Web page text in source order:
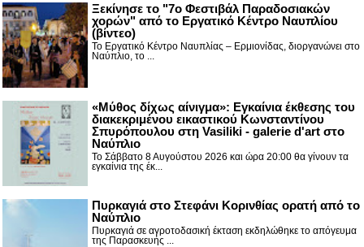
Ξεκίνησε το "7ο Φεστιβάλ Παραδοσιακών
χορών" από το Εργατικό Κέντρο Ναυπλίου
(βίντεο)
Το Εργατικό Κέντρο Ναυπλίας – Ερμιονίδας, διοργανώνει στο
Ναύπλιο, το ...
«Μύθος δίχως αίνιγμα»: Εγκαίνια έκθεσης του
διακεκριμένου εικαστικού Κωνσταντίνου
Σπυρόπουλου στη Vasiliki - galerie d'art στο
Ναύπλιο
Το Σάββατο 8 Αυγούστου 2026 και ώρα 20:00 θα γίνουν τα
εγκαίνια της έκ...
Πυρκαγιά στο Στεφάνι Κορινθίας ορατή από το
Ναύπλιο
Πυρκαγιά σε αγροτοδασική έκταση εκδηλώθηκε το απόγευμα
της Παρασκευής ...